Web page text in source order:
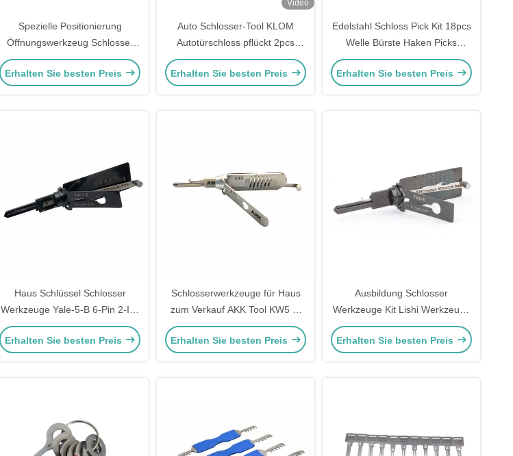
Spezielle Positionierung
Öffnungswerkzeug Schlosser
Werkzeuge Klinge Schloss wählt
Werkzeuge für ABUS CISA
Erhalten Sie besten Preis
Video
Auto Schlosser-Tool KLOM
Autotürschloss pflückt 2pcs
pflückt Set
Erhalten Sie besten Preis
Edelstahl Schloss Pick Kit 18pcs
Welle Bürste Haken Picks
Schlosser Werkzeuge Schloss
Pick Werkzeuge
Erhalten Sie besten Preis
Haus Schlüssel Schlosser
Werkzeuge Yale-5-B 6-Pin 2-IN-
1 Pick für Yale Türschlösser
AKK Tools
Erhalten Sie besten Preis
Schlosserwerkzeuge für Haus
zum Verkauf AKK Tool KW5 6-
Pin 2-in-1 Pick für Kwikset
Türschlösser
Erhalten Sie besten Preis
Ausbildung Schlosser
Werkzeuge Kit Lishi Werkzeuge
Yale-5 Yale-6 Cisa-5 Schloss
Picking 2-IN-1 Pick
Erhalten Sie besten Preis